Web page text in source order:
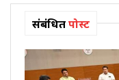
संबंधितपोस्ट